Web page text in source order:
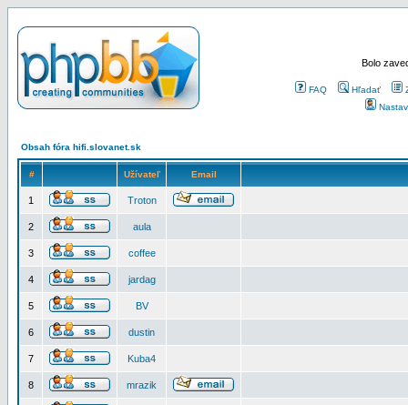
Bolo
FAQ Hľadať
Obsah fóra hifi.slovanet.sk
# Užívateľ Email
1 Troton
2 aula
3 coffee
4 jardag
5 BV
6 dustin
7 Kuba4
8 mrazik